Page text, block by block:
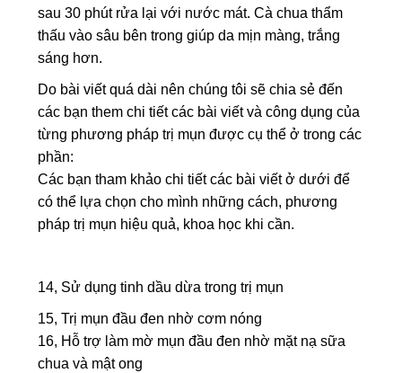
sau 30 phút rửa lại với nước mát. Cà chua thẩm
thấu vào sâu bên trong giúp da mịn màng, trắng
sáng hơn.
Do bài viết quá dài nên chúng tôi sẽ chia sẻ đến
các bạn them chi tiết các bài viết và công dụng của
từng phương pháp trị mụn được cụ thể ở trong các
phần:
Các bạn tham khảo chi tiết các bài viết ở dưới để
có thể lựa chọn cho mình những cách, phương
pháp trị mụn hiệu quả, khoa học khi cần.
14, Sử dụng tinh dầu dừa trong trị mụn
15, Trị mụn đầu đen nhờ cơm nóng
16, Hỗ trợ làm mờ mụn đầu đen nhờ mặt nạ sữa
chua và mật ong